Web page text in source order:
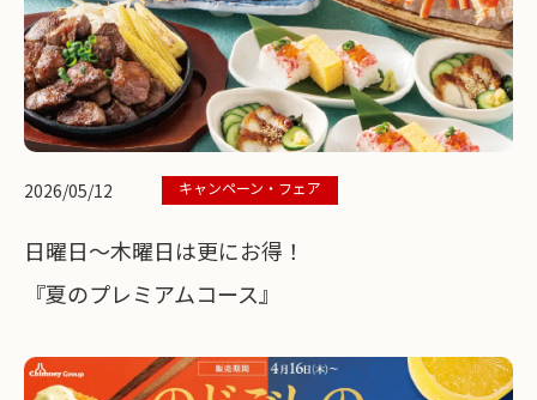
2026/05/12 キャンペーン・フェア
日曜日～木曜日は更にお得！
『夏のプレミアムコース』